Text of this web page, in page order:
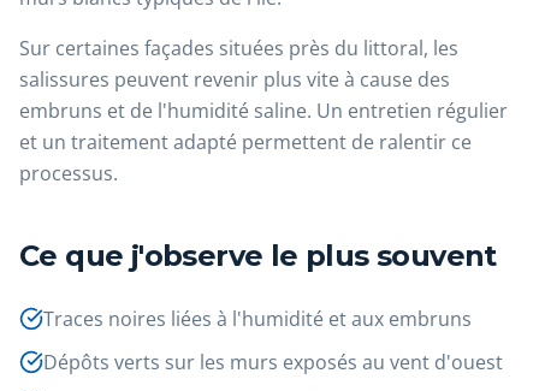
Sur certaines façades situées près du littoral, les
salissures peuvent revenir plus vite à cause des
embruns et de l'humidité saline. Un entretien régulier
et un traitement adapté permettent de ralentir ce
processus.
Ce que j'observe le plus souvent
Traces noires liées à l'humidité et aux embruns
Dépôts verts sur les murs exposés au vent d'ouest